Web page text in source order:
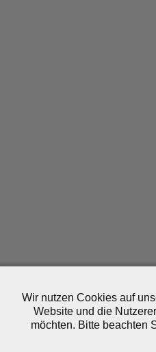
Wir nutzen Cookies auf
Website und die
möchten. Bitte beachten